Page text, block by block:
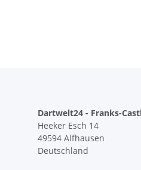
Dartwelt24 - Franks-
Heeker Esch 14
49594 Alfhausen
Deutschland